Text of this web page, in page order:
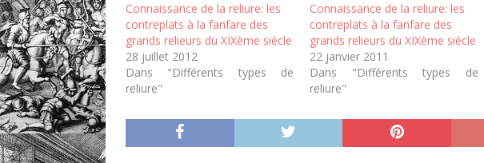
Connaissance de la reliure: les
contreplats à la fanfare des
grands relieurs du XIXème siècle
28 juillet 2012
Dans "Différents types de
reliure"
Connaissance de la reliure: les
contreplats à la fanfare des
grands relieurs du XIXème siècle
22 janvier 2011
Dans "Différents types de
reliure"